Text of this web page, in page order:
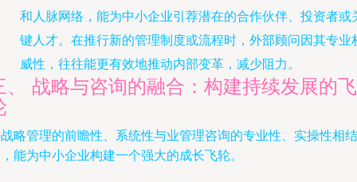
和人脉网络，能为中小企业引荐潜在的合作伙伴、投资者或
键人才。在推行新的管理制度或流程时，外部顾问因其专业
威性，往往能更有效地推动内部变革，减少阻力。
、 战略与咨询的融合：构建持续发展的飞
略管理的前瞻性、系统性与业管理咨询的专业性、实操性相结
能为中小企业构建一个强大的成长飞轮。